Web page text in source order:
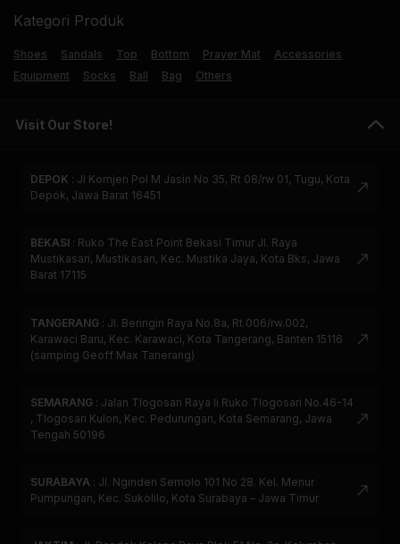
Kategori Produk
Shoes Sandals Top Bottom Prayer Mat
Accessories
Equipment
Socks Ball Bag Others
Visit Our Store!
DEPOK : Jl Komjen Pol M Jasin No 35, Rt 08/rw 01, Tugu, Kota
Depok, Jawa Barat 16451
BEKASI: Ruko The East Point Bekasi Timur Jl. Raya
Mustikasari, Mustikasari, Kec. Mustika Jaya, Kota Bks, Jawa
Barat 17115
TANGERANG: Jl. Beringin Raya No.8a, Rt.006/rw.002,
Karawaci Baru, Kec. Karawaci, Kota Tangerang, Banten 15116
(samping Geoff Max Tanerang)
SEMARANG: Jalan Tlogosari Raya Ii Ruko Tlogosari No.46-14
, Tlogosari Kulon, Kec. Pedurungan, Kota Semarang, Jawa
Tengah 50196
SURABAYA : Jl. Nginden Semolo 101 No 28. Kel. Menur
Pumpungan, Kec. Sukolilo, Kota Surabaya – Jawa Timur